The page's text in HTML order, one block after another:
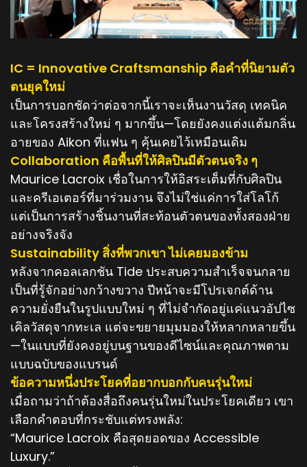
IC = Innovative Craftsmanship คือคำที่นิยามตัว
ตนยุคใหม่
เป็นการบอกชัดว่าต่อจากนี้เราจะเห็นงานวัสดุ เทคนิค
และโครงสร้างใหม่ ๆ มากขึ้น—โดยยังคงแต่งแต้มกลิ่น
อายของ Aikon ที่แฟน ๆ คุ้นเคยไว้เหมือนเดิม
Collaboration คือพื้นที่ให้ศิลปินมีตัวตนจริง ๆ
Maurice Lacroix เชื่อในการให้อิสระเต็มที่กับศิลปิน
และครีเอเตอร์ที่มาร่วมงาน จึงไม่ใช่แค่การใส่โลโก้
แต่เป็นการสร้างชิ้นงานที่สะท้อนตัวตนของทั้งสองฝ่าย
อย่างจริงจัง
Sustainability สิ่งที่พวกเขา ไม่เคยมองข้าม
หลังจากคอลเลกชัน Tide ประสบความสำเร็จจนกลาย
เป็นที่รู้จักอย่างกว้างขวาง ปีหน้าจะมีโปรเจกต์ด้าน
ความยั่งยืนในรูปแบบใหม่ ๆ ที่ไม่จำกัดอยู่แค่แนวอัปไซ
เคิลวัสดุจากทะเล แต่จะขยายมุมมองให้หลากหลายขึ้น
—ในแบบที่ยังคงอยู่บนฐานของดีไซน์และคุณภาพตาม
แบบฉบับของแบรนด์
ข้อความหนึ่งประโยคที่อยากบอกกับคนรุ่นใหม่
เมื่อถามว่าถ้าต้องสื่อถึงคนรุ่นใหม่ในประโยคเดียว เขา
เลือกคำตอบที่กระชับแต่ทรงพลัง:
“Maurice Lacroix คือสุดยอดของ Accessible
Luxury.”